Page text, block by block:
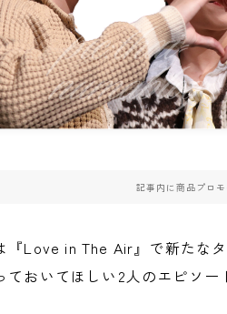
記事内に商品プロ
『Love in The Air』で新たな
ておいてほしい2人のエピソー